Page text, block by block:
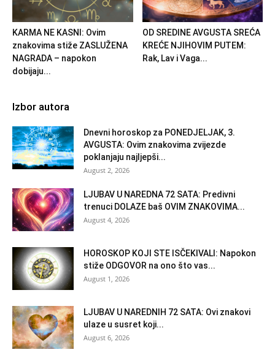
KARMA NE KASNI: Ovim
znakovima stiže ZASLUŽENA
NAGRADA – napokon
dobijaju...
OD SREDINE AVGUSTA SREĆA
KREĆE NJIHOVIM PUTEM:
Rak, Lav i Vaga...
Izbor autora
Dnevni horoskop za PONEDJELJAK, 3.
AVGUSTA: Ovim znakovima zvijezde
poklanjaju najljepši...
August 2, 2026
LJUBAV U NAREDNA 72 SATA: Predivni
trenuci DOLAZE baš OVIM ZNAKOVIMA...
August 4, 2026
HOROSKOP KOJI STE ISČEKIVALI: Napokon
stiže ODGOVOR na ono što vas...
August 1, 2026
LJUBAV U NAREDNIH 72 SATA: Ovi znakovi
ulaze u susret koji...
August 6, 2026